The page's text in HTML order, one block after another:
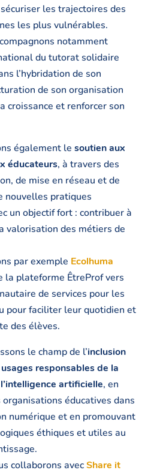
les trajectoires des
les plus vulnérables.
notamment
du tutorat solidaire
l’hybridation de son
de son organisation
croissance et renforcer son
également le soutien aux
éducateurs, à travers des
de mise en réseau et de
nouvelles pratiques
un objectif fort : contribuer à
valorisation des métiers de
par exemple Ecolhuma
la plateforme ÊtreProf vers
de services pour les
pour faciliter leur quotidien et
des élèves.
le champ de l’inclusion
responsables de la
artificielle, en
éducatives dans
numérique et en promouvant
éthiques et utiles au
collaborons avecShare it